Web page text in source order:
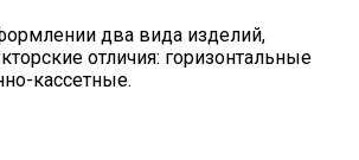
два вида изделий,
отличия: горизонтальные
кассетные.